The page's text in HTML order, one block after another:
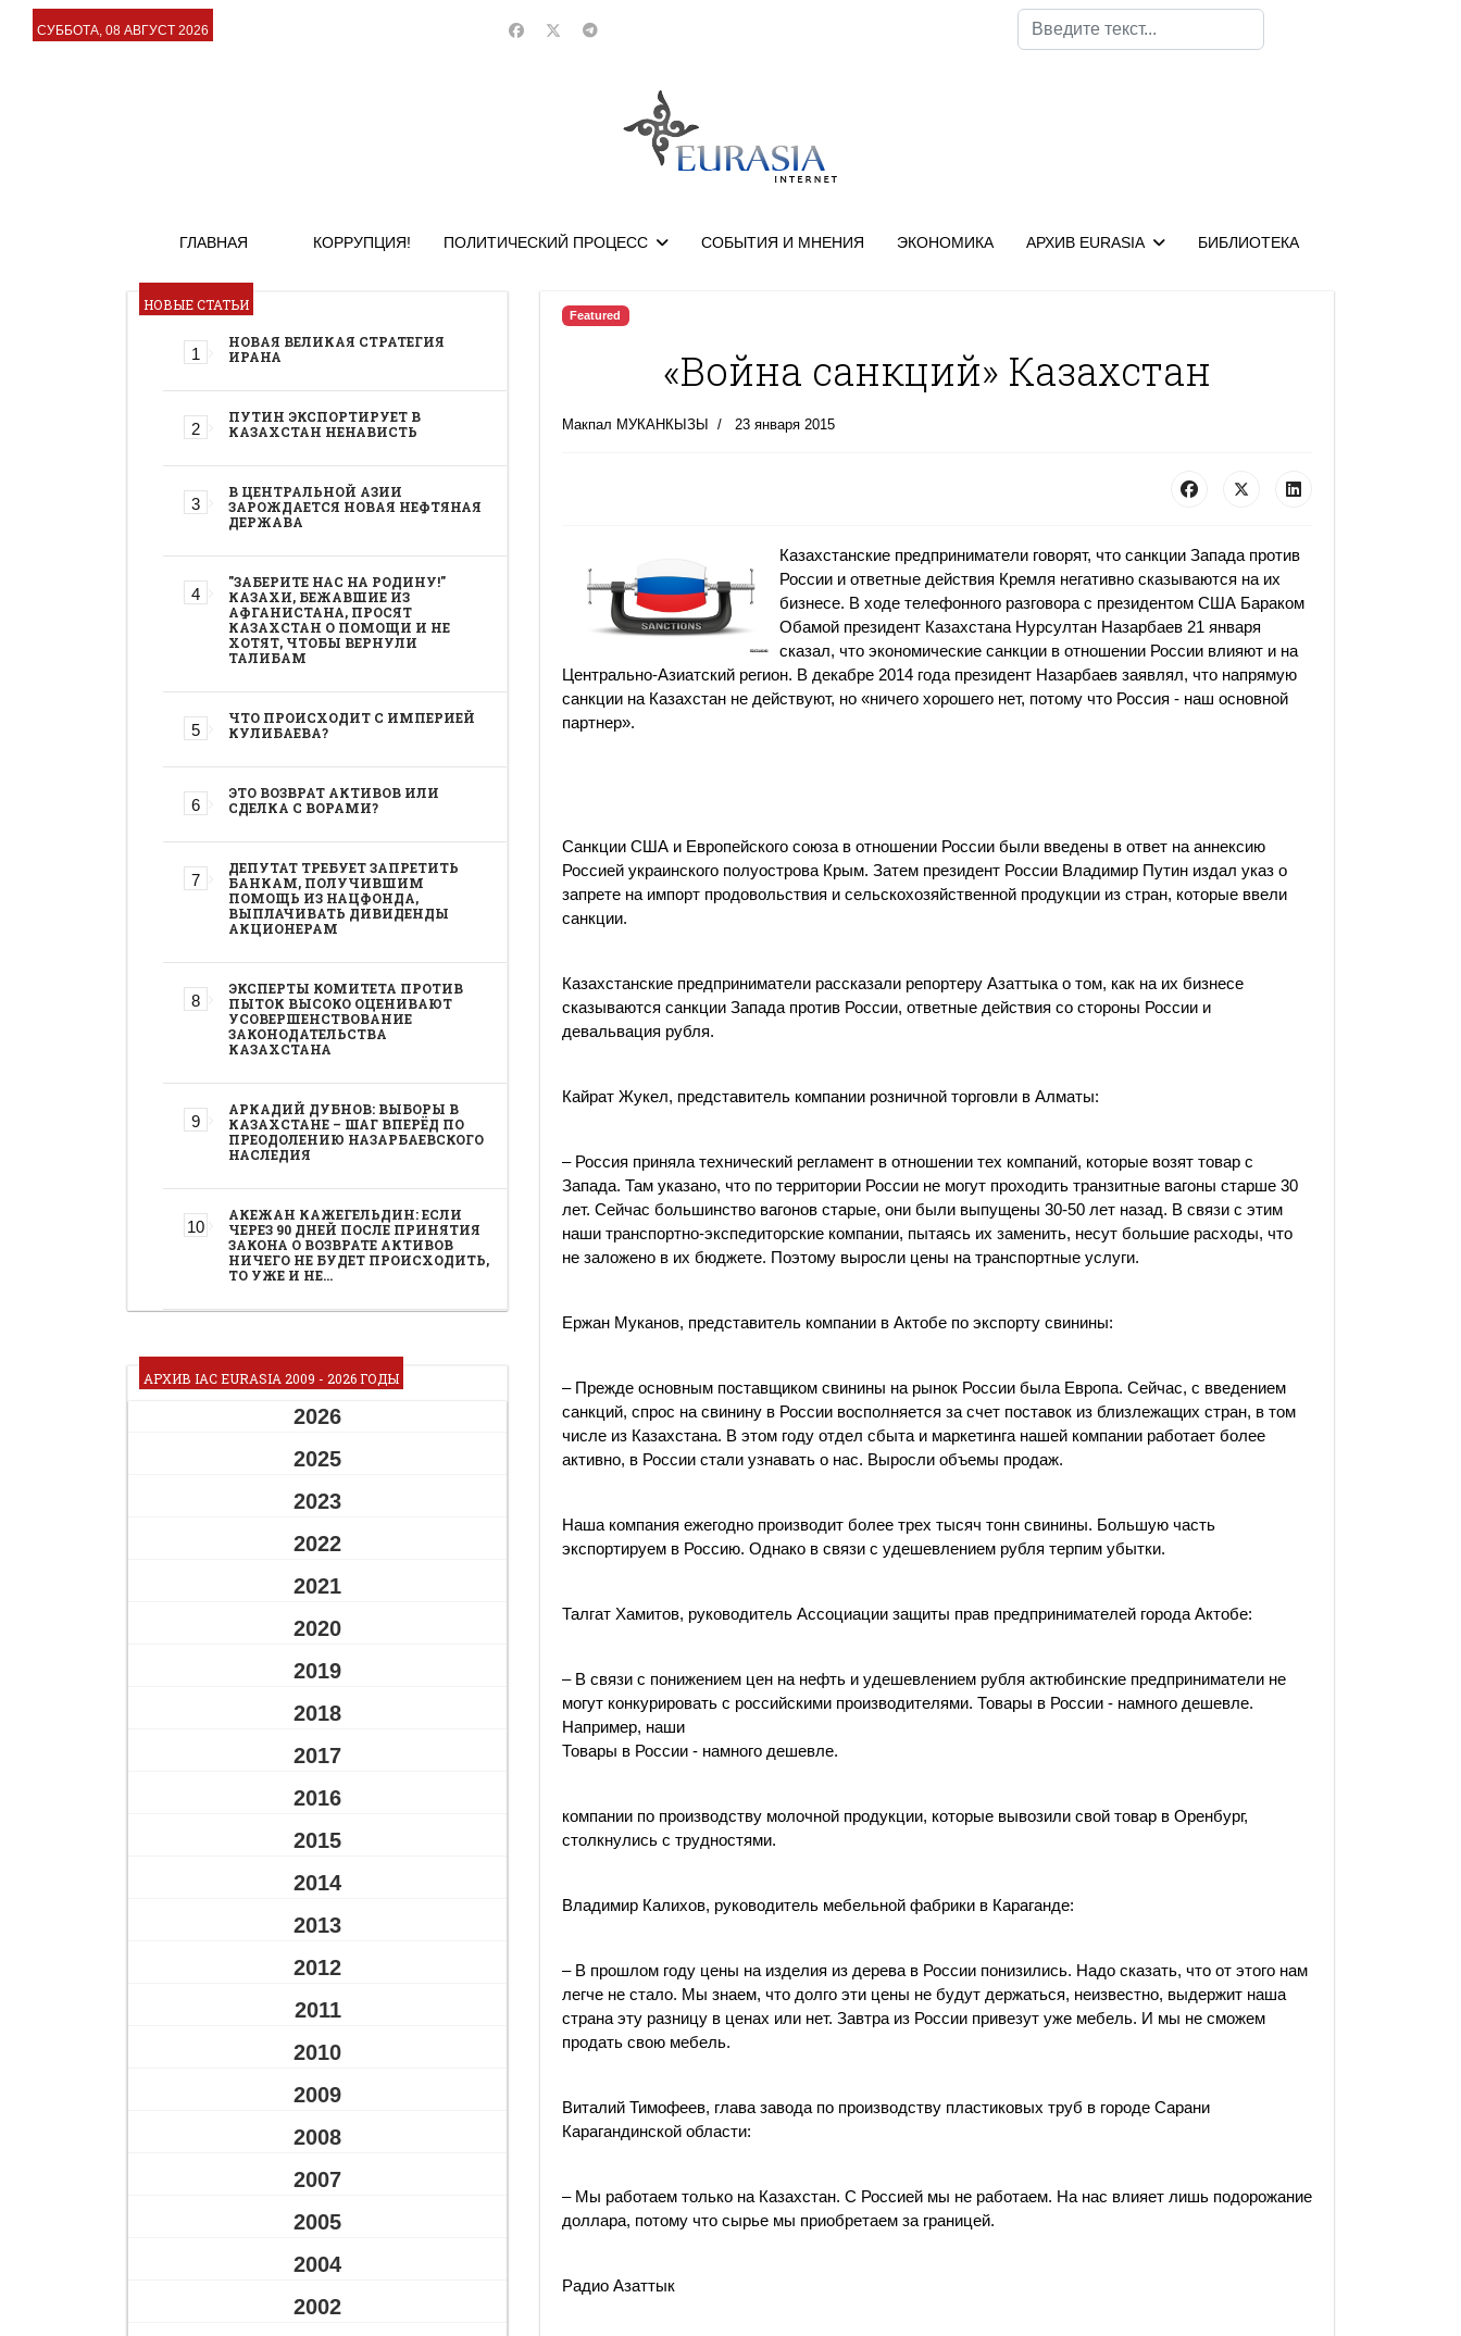
СУББОТА, 08 АВГУСТ 2026
Поиск
ГЛАВНАЯ КОРРУПЦИЯ! ПОЛИТИЧЕСКИЙ ПРОЦЕСС СОБЫТИЯ И МНЕНИЯ ЭКОНОМИКА АРХИВ EURASIA БИБЛИОТЕКА
НОВЫЕ СТАТЬИ
НОВАЯ ВЕЛИКАЯ СТРАТЕГИЯ
ИРАНА
ПУТИН ЭКСПОРТИРУЕТ В
КАЗАХСТАН НЕНАВИСТЬ
В ЦЕНТРАЛЬНОЙ АЗИИ
ЗАРОЖДАЕТСЯ НОВАЯ НЕФТЯНАЯ
ДЕРЖАВА
"ЗАБЕРИТЕ НАС НА РОДИНУ!"
КАЗАХИ, БЕЖАВШИЕ ИЗ
АФГАНИСТАНА, ПРОСЯТ
КАЗАХСТАН О ПОМОЩИ И НЕ
ХОТЯТ, ЧТОБЫ ВЕРНУЛИ
ТАЛИБАМ
ЧТО ПРОИСХОДИТ С ИМПЕРИЕЙ
КУЛИБАЕВА?
ЭТО ВОЗВРАТ АКТИВОВ ИЛИ
СДЕЛКА С ВОРАМИ?
ДЕПУТАТ ТРЕБУЕТ ЗАПРЕТИТЬ
БАНКАМ, ПОЛУЧИВШИМ
ПОМОЩЬ ИЗ НАЦФОНДА,
ВЫПЛАЧИВАТЬ ДИВИДЕНДЫ
АКЦИОНЕРАМ
ЭКСПЕРТЫ КОМИТЕТА ПРОТИВ
ПЫТОК ВЫСОКО ОЦЕНИВАЮТ
УСОВЕРШЕНСТВОВАНИЕ
ЗАКОНОДАТЕЛЬСТВА
КАЗАХСТАНА
АРКАДИЙ ДУБНОВ: ВЫБОРЫ В
КАЗАХСТАНЕ – ШАГ ВПЕРЁД ПО
ПРЕОДОЛЕНИЮ НАЗАРБАЕВСКОГО
НАСЛЕДИЯ
АКЕЖАН КАЖЕГЕЛЬДИН: ЕСЛИ
ЧЕРЕЗ 90 ДНЕЙ ПОСЛЕ ПРИНЯТИЯ
ЗАКОНА О ВОЗВРАТЕ АКТИВОВ
НИЧЕГО НЕ БУДЕТ ПРОИСХОДИТЬ,
ТО УЖЕ И НЕ…
АРХИВ IAC EURASIA 2009 - 2026 ГОДЫ
2026
2025
2023
2022
2021
2020
2019
2018
2017
2016
2015
2014
2013
2012
2011
2010
2009
2008
2007
2005
2004
2002
Featured
«Война санкций» Казахстан
Макпал МУКАНКЫЗЫ 23 января 2015
Казахстанские предприниматели говорят, что санкции Запада против
России и ответные действия Кремля негативно сказываются на их
бизнесе. В ходе телефонного разговора с президентом США Бараком
Обамой президент Казахстана Нурсултан Назарбаев 21 января
сказал, что экономические санкции в отношении России влияют и на
Центрально-Азиатский регион. В декабре 2014 года президент Назарбаев заявлял, что напрямую
санкции на Казахстан не действуют, но «ничего хорошего нет, потому что Россия - наш основной
партнер».
Санкции США и Европейского союза в отношении России были введены в ответ на аннексию
Россией украинского полуострова Крым. Затем президент России Владимир Путин издал указ о
запрете на импорт продовольствия и сельскохозяйственной продукции из стран, которые ввели
санкции.
Казахстанские предприниматели рассказали репортеру Азаттыка о том, как на их бизнесе
сказываются санкции Запада против России, ответные действия со стороны России и
девальвация рубля.
Кайрат Жукел, представитель компании розничной торговли в Алматы:
– Россия приняла технический регламент в отношении тех компаний, которые возят товар с
Запада. Там указано, что по территории России не могут проходить транзитные вагоны старше 30
лет. Сейчас большинство вагонов старые, они были выпущены 30-50 лет назад. В связи с этим
наши транспортно-экспедиторские компании, пытаясь их заменить, несут большие расходы, что
не заложено в их бюджете. Поэтому выросли цены на транспортные услуги.
​​Ержан Муканов, представитель компании в Актобе по экспорту свинины:
– Прежде основным поставщиком свинины на рынок России была Европа. Сейчас, с введением
санкций, спрос на свинину в России восполняется за счет поставок из близлежащих стран, в том
числе из Казахстана. В этом году отдел сбыта и маркетинга нашей компании работает более
активно, в России стали узнавать о нас. Выросли объемы продаж.
Наша компания ежегодно производит более трех тысяч тонн свинины. Большую часть
экспортируем в Россию. Однако в связи с удешевлением рубля терпим убытки.
Талгат Хамитов, руководитель Ассоциации защиты прав предпринимателей города Актобе:
– В связи с понижением цен на нефть и удешевлением рубля актюбинские предприниматели не
могут конкурировать с российскими производителями. Товары в России - намного дешевле.
Например, наши
Товары в России - намного дешевле.
​​компании по производству молочной продукции, которые вывозили свой товар в Оренбург,
столкнулись с трудностями.
Владимир Калихов, руководитель мебельной фабрики в Караганде:
– В прошлом году цены на изделия из дерева в России понизились. Надо сказать, что от этого нам
легче не стало. Мы знаем, что долго эти цены не будут держаться, неизвестно, выдержит наша
страна эту разницу в ценах или нет. Завтра из России привезут уже мебель. И мы не сможем
продать свою мебель.
Виталий Тимофеев, глава завода по производству пластиковых труб в городе Сарани
Карагандинской области:
– Мы работаем только на Казахстан. С Россией мы не работаем. На нас влияет лишь подорожание
доллара, потому что сырье мы приобретаем за границей.
Радио Азаттык